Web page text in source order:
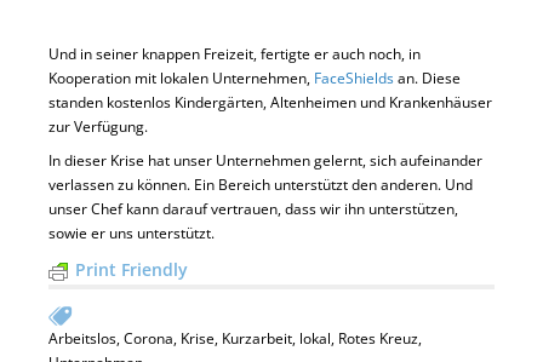
Und in seiner knappen Freizeit, fertigte er auch noch, in
Kooperation mit lokalen Unternehmen, FaceShieldsan. Diese
standen kostenlos Kindergärten, Altenheimen und Krankenhäuser
zur Verfügung.
In dieser Krise hat unser Unternehmen gelernt, sich aufeinander
verlassen zu können. Ein Bereich unterstützt den anderen. Und
unser Chef kann darauf vertrauen, dass wir ihn unterstützen,
sowie er uns unterstützt.
Print Friendly
Arbeitslos,Corona, Krise, Kurzarbeit, lokal, Rotes Kreuz,